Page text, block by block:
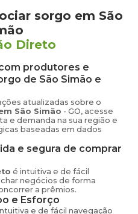
sorgo em São
Direto
produtores e
de São Simão e
atualizadas sobre o
São Simão - GO, acesse
e demanda na sua região e
baseadas em dados
e segura de comprar
é intuitiva e de fácil
negócios de forma
a prêmios.
e Esforço
e de fácil navegação